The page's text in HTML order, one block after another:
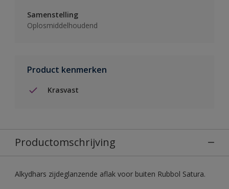
Samenstelling
Oplosmiddelhoudend
Product kenmerken
Krasvast
Productomschrijving
Alkydhars zijdeglanzende aflak voor buiten Rubbol Satura.